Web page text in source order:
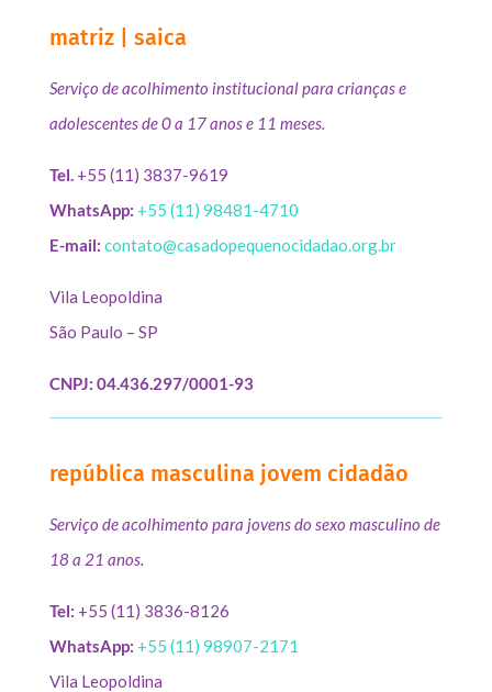
matriz | saica
Serviço de acolhimento institucional para crianças e
adolescentes de 0 a 17 anos e 11 meses.
Tel.+55 (11) 3837-9619
WhatsApp: +55 (11) 98481-4710
E-mail: contato@casadopequenocidadao.org.br
Vila Leopoldina
São Paulo – SP
CNPJ: 04.436.297/0001-93
república masculina jovem cidadão
Serviço de acolhimento para jovens do sexo masculino de
18 a 21 anos.
Tel: +55 (11) 3836-8126
WhatsApp: +55 (11) 98907-2171
Vila Leopoldina